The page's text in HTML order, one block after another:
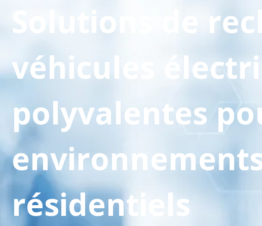
Solutions de
véhicules
polyvalentes
résidentiels